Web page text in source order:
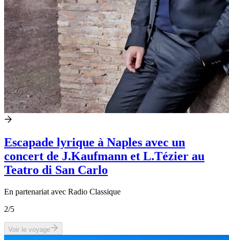
Escapade lyrique à Naples avec un
concert de J.Kaufmann et L.Tézier au
Teatro di San Carlo
En partenariat avec Radio Classique
2/5
Voir le voyage